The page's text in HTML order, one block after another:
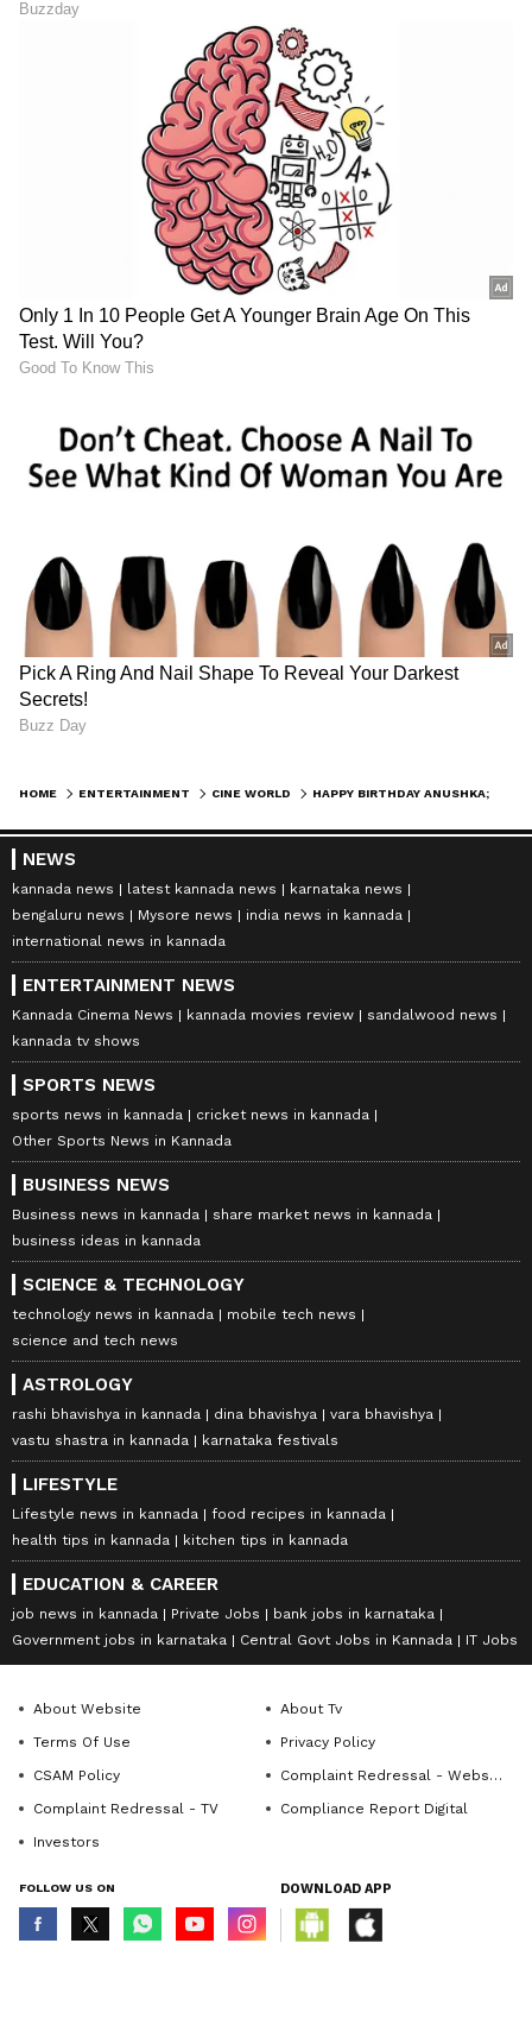
HOME ENTERTAINMENT CINE WORLD
NEWS
kannada news latest kannada news
karnataka news
bengaluru news
Mysore news
india news in kannada
international news in kannada
ENTERTAINMENT NEWS
Kannada Cinema News kannada movies review
sandalwood news
kannada tv shows
SPORTS NEWS
sports news in kannada
cricket news in kannada
Other Sports News in Kannada
BUSINESS NEWS
Business news in kannada
share market news in kannada
business ideas in kannada
SCIENCE & TECHNOLOGY
technology news in kannada
mobile tech news
science and tech news
ASTROLOGY
rashi bhavishya in kannada dina bhavishya
vara bhavishya
vastu shastra in kannada
karnataka festivals
LIFESTYLE
Lifestyle news in kannada
food recipes in kannada
health tips in kannada
kitchen tips in kannada
EDUCATION & CAREER
job news in kannada Private Jobs
bank jobs in karnataka
Government jobs in karnataka
Central Govt Jobs in Kannada IT Jobs
About Website
About Tv
Terms Of Use
Privacy Policy
CSAM Policy
Complaint Redressal - Website
Complaint Redressal - TV
Compliance Report Digital
Investors
FOLLOW US ON DOWNLOAD APP